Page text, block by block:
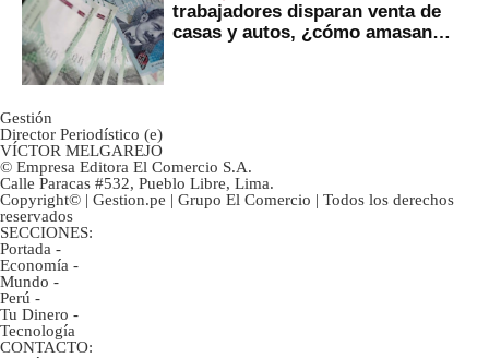
trabajadores disparan venta de
casas y autos, ¿cómo amasan
Gestión
Director Periodístico (e)
VÍCTOR MELGAREJO
© Empresa Editora El Comercio S.A.
Calle Paracas #532, Pueblo Libre, Lima.
Copyright© | Gestion.pe | Grupo El Comercio | Todos los derechos
reservados
SECCIONES:
Portada -
Economía -
Mundo -
Perú -
Tu Dinero -
Tecnología
CONTACTO: